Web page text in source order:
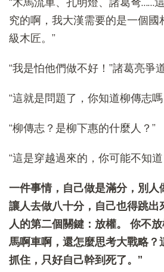
究的啊，我大漢需要的是一個國
級木匠。”
“我是怕他們做不好！”諸葛亮爭道
“這就是問題了，你知道柳傳志嗎
“柳傳志？是柳下惠的什麼人？”
“這是穿越過來的，你可能不知
一件事情，自己做是滿分，別人
讓人去做八十分，自己也得跳出
人的第二個關鍵：放權。 你不
馬啊車啊，還怎麼思考大戰略？
抓住，只好自己幹到死了。”